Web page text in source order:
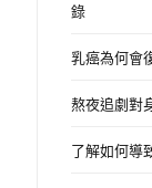
錄
乳癌為何會
熬夜追劇對
了解如何導